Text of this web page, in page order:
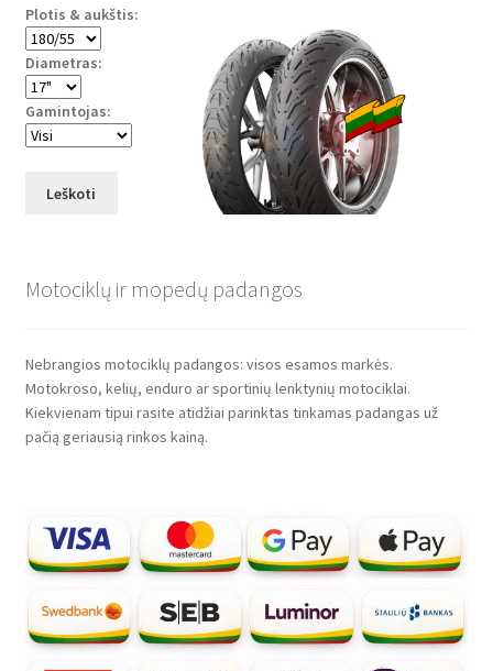
Plotis & aukštis:
Diametras:
Gamintojas:
Leškoti
Motociklų ir mopedų padangos
Nebrangios motociklų padangos: visos esamos markės.
Motokroso, kelių, enduro ar sportinių lenktynių motociklai.
Kiekvienam tipui rasite atidžiai parinktas tinkamas padangas už
pačią geriausią rinkos kainą.